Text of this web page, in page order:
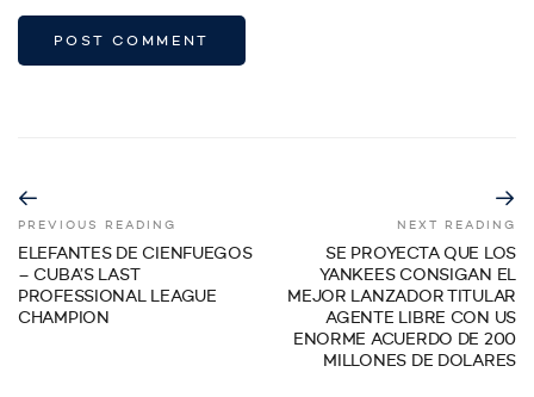
PREVIOUS READING
ELEFANTES DE CIENFUEGOS
– CUBA’S LAST
PROFESSIONAL LEAGUE
CHAMPION
NEXT READING
SE PROYECTA QUE LOS
YANKEES CONSIGAN EL
MEJOR LANZADOR TITULAR
AGENTE LIBRE CON US
ENORME ACUERDO DE 200
MILLONES DE DOLARES